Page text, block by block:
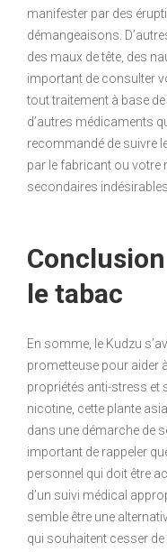
manifester par des
démangeaisons.
des maux de tête, des
important de consulter
tout traitement à base
d’autres médicaments
recommandé de suivre
par le fabricant ou votre
secondaires indésirables.
le tabac
En somme, le Kudzu
prometteuse pour aider
propriétés anti-stress et
nicotine, cette plante
dans une démarche de
important de rappeler
personnel qui doit être
d’un suivi médical
semble être une
qui souhaitent cesser